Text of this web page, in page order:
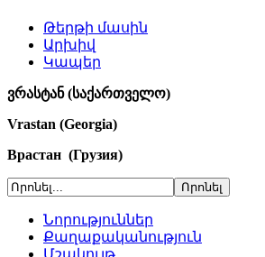
Թերթի մասին
Արխիվ
Կապեր
ვრასტან (საქართველო)
Vrastan (Georgia)
Врастан (Грузия)
Նորություններ
Քաղաքականություն
Մշակույթ